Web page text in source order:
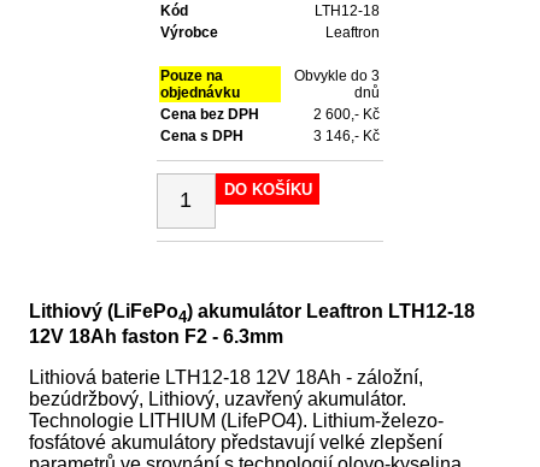
Kód
LTH12-18
Výrobce
Leaftron
Pouze na
objednávku
Obvykle do 3
dnů
Cena bez DPH
2 600,- Kč
Cena s DPH
3 146,- Kč
DO KOŠÍKU
Lithiový (LiFePo4) akumulátor Leaftron LTH12-18
12V 18Ah faston F2 - 6.3mm
Lithiová baterie LTH12-18 12V 18Ah - záložní,
bezúdržbový, Lithiový, uzavřený akumulátor.
Technologie LITHIUM (LifePO4). Lithium-železo-
fosfátové akumulátory představují velké zlepšení